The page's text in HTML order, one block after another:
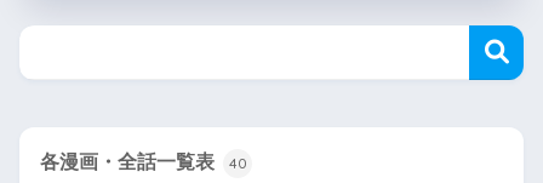
各漫画・全話一覧表 40